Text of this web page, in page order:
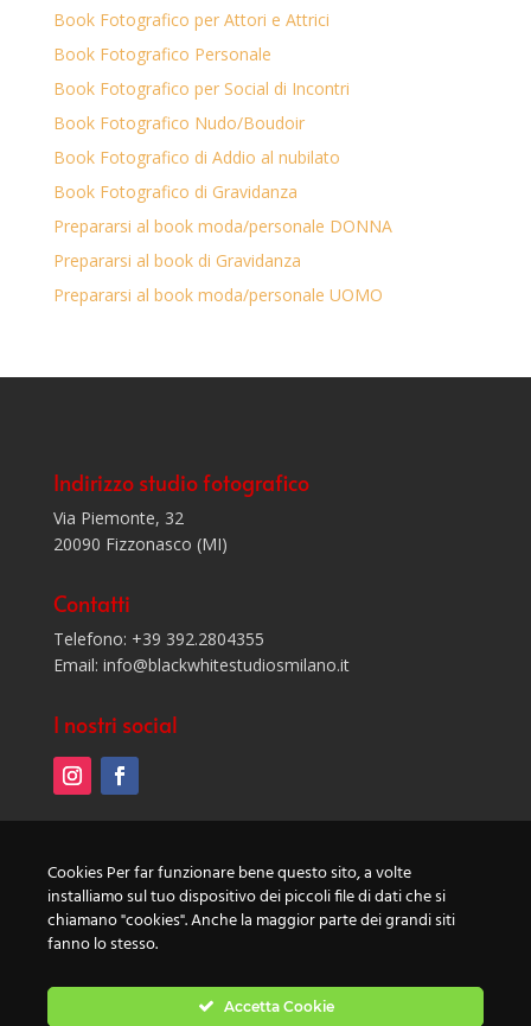
Book Fotografico per Attori e Attrici
Book Fotografico Personale
Book Fotografico per Social di Incontri
Book Fotografico Nudo/Boudoir
Book Fotografico di Addio al nubilato
Book Fotografico di Gravidanza
Prepararsi al book moda/personale DONNA
Prepararsi al book di Gravidanza
Prepararsi al book moda/personale UOMO
Indirizzo studio fotografico
Via Piemonte, 32
20090 Fizzonasco (MI)
Contatti
Telefono: +39 392.2804355
Email: info@blackwhitestudiosmilano.it
I nostri social
Cookie Policy
©2021 Johnny Papagni
Cookies Per far funzionare bene questo sito, a volte
installiamo sul tuo dispositivo dei piccoli file di dati che si
chiamano "cookies". Anche la maggior parte dei grandi siti
fanno lo stesso.
Accetta Cookie